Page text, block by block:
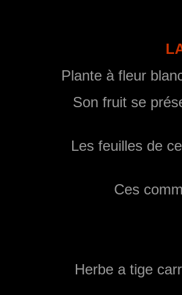
Plante à fleur
Son fruit se
Les feuilles de
Ces
Herbe a tige